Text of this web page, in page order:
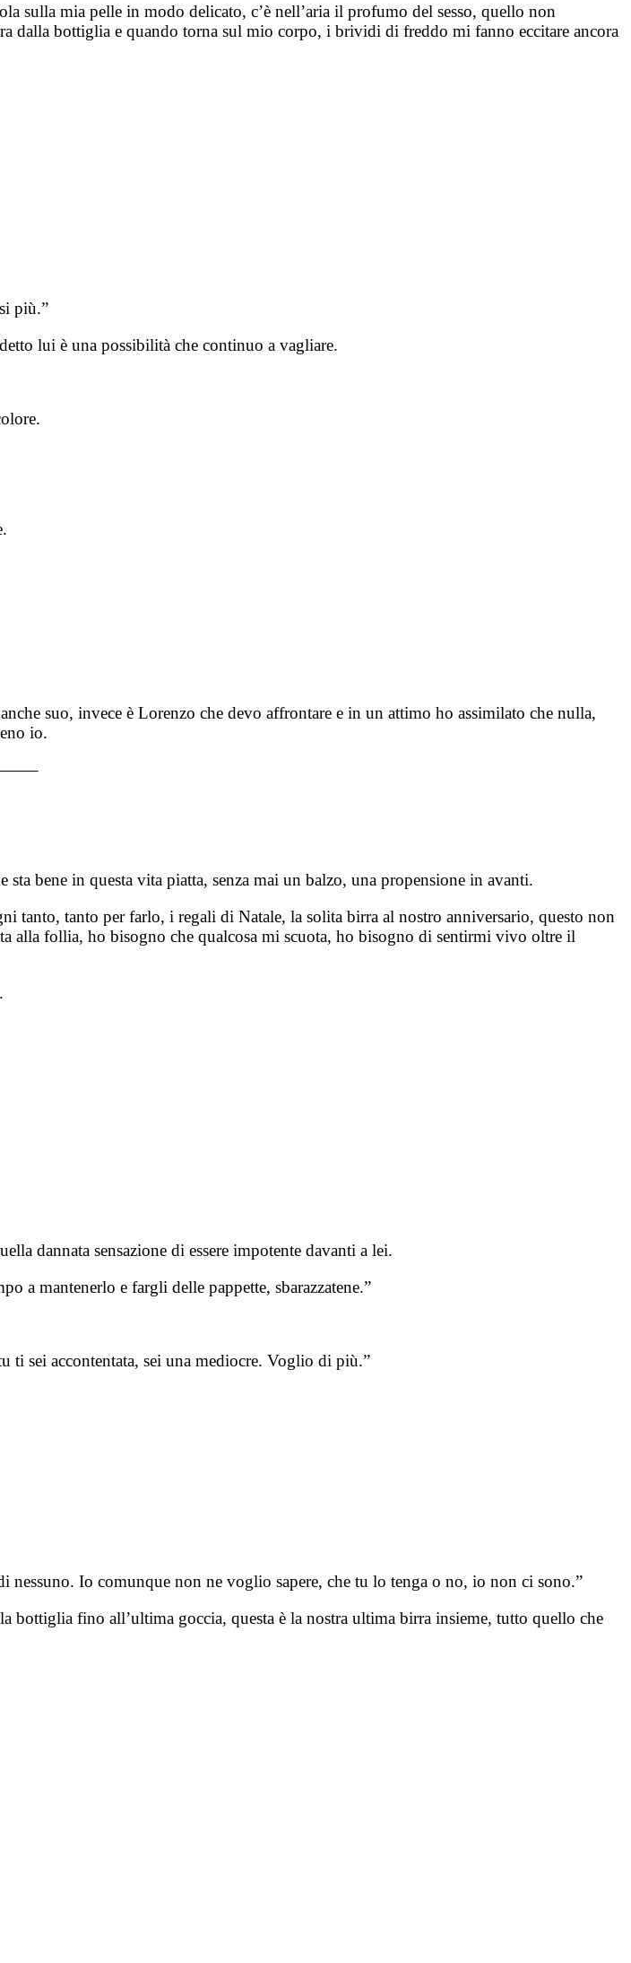
sulla mia pelle in modo delicato, c’è nell’aria il profumo del sesso, quello non
dalla bottiglia e quando torna sul mio corpo, i brividi di freddo mi fanno eccitare ancora
più.”
lui è una possibilità che continuo a vagliare.
suo, invece è Lorenzo che devo affrontare e in un attimo ho assimilato che nulla,
io.
bene in questa vita piatta, senza mai un balzo, una propensione in avanti.
tanto, tanto per farlo, i regali di Natale, la solita birra al nostro anniversario, questo non
alla follia, ho bisogno che qualcosa mi scuota, ho bisogno di sentirmi vivo oltre il
dannata sensazione di essere impotente davanti a lei.
a mantenerlo e fargli delle pappette, sbarazzatene.”
sei accontentata, sei una mediocre. Voglio di più.”
Io comunque non ne voglio sapere, che tu lo tenga o no, io non ci sono.”
bottiglia fino all’ultima goccia, questa è la nostra ultima birra insieme, tutto quello che